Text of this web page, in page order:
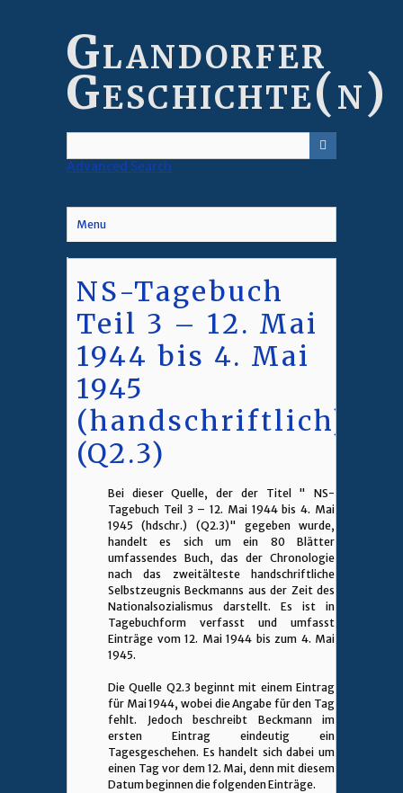
Glandorfer
Geschichte(n)
Advanced Search
Menu
NS-Tagebuch
Teil 3 – 12. Mai
1944 bis 4. Mai
1945
(handschriftlich)
(Q2.3)
Bei dieser Quelle, der der Titel " NS-
Tagebuch Teil 3 – 12. Mai 1944 bis 4. Mai
1945 (hdschr.) (Q2.3)" gegeben wurde,
handelt es sich um ein 80 Blätter
umfassendes Buch, das der Chronologie
nach das zweitälteste handschriftliche
Selbstzeugnis Beckmanns aus der Zeit des
Nationalsozialismus darstellt. Es ist in
Tagebuchform verfasst und umfasst
Einträge vom 12. Mai 1944 bis zum 4. Mai
1945.
Die Quelle Q2.3 beginnt mit einem Eintrag
für Mai 1944, wobei die Angabe für den Tag
fehlt. Jedoch beschreibt Beckmann im
ersten Eintrag eindeutig ein
Tagesgeschehen. Es handelt sich dabei um
einen Tag vor dem 12. Mai, denn mit diesem
Datum beginnen die folgenden Einträge.